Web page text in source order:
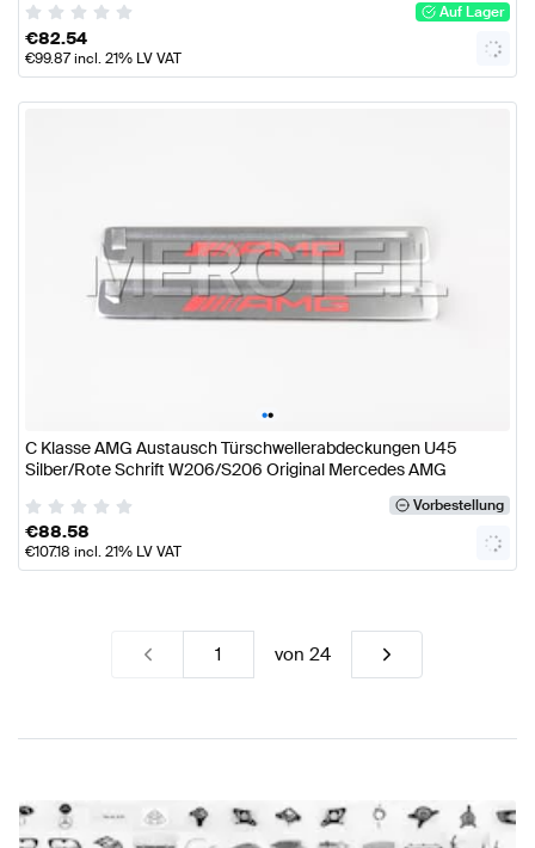
Auf Lager
€82.54
€99.87incl. 21% LV VAT
••
C Klasse AMG Austausch Türschwellerabdeckungen U45
Silber/Rote Schrift W206/S206 Original Mercedes AMG
Vorbestellung
€88.58
€107.18 incl. 21% LV VAT
von24